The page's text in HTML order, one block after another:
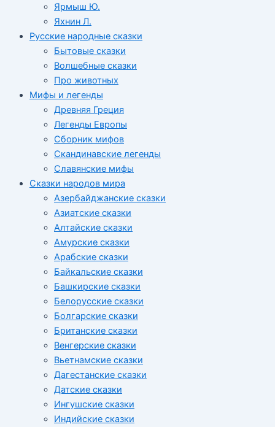
Ярмыш Ю.
Яхнин Л.
Русские народные сказки
Бытовые сказки
Волшебные сказки
Про животных
Мифы и легенды
Древняя Греция
Легенды Европы
Сборник мифов
Скандинавские легенды
Славянские мифы
Сказки народов мира
Азербайджанские сказки
Азиатские сказки
Алтайские сказки
Амурские сказки
Арабские сказки
Байкальские сказки
Башкирские сказки
Белорусские сказки
Болгарские сказки
Британские сказки
Венгерские сказки
Вьетнамские сказки
Дагестанские сказки
Датские сказки
Ингушские сказки
Индийские сказки